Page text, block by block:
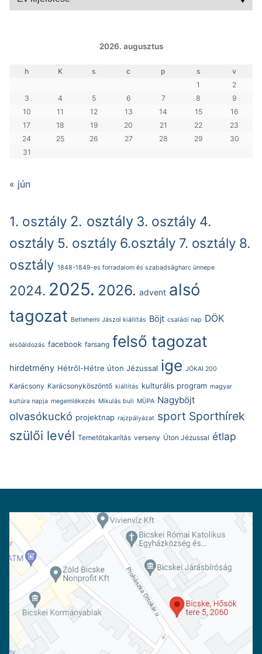
2026. augusztus
h K s c p s
v
1
2
3
4 5 6 7 8
9
10
11 12 13 14 15
16
17
18 19 20 21 22
23
24
25 26 27 28 29
30
31
« jún
1. osztály 2. osztály 3. osztály 4.
osztály 5. osztály 6.osztály 7. osztály 8.
osztály 1848-1849-es forradalom és szabadságharc ünnepe
2024. 2025. 2026. advent alsó
tagozat Betlehemi Jászol kiállítás Böjt családi nap DÖK
elsőáldozás facebook farsang felső tagozat
hirdetmény Hétről-Hétre úton Jézussal ige JÓKAI 200
Karácsony Karácsonyköszöntő kiállítás kulturális program magyar
kultúra napja megemlékezés Mikulás buli MÜPA Nagyböjt
olvasókuckó projektnap rajzpályázat sport Sporthírek
szülői levél Temetőtakarítás verseny Úton Jézussal étlap